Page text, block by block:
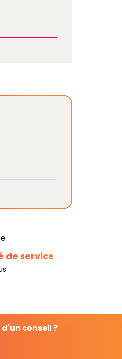
de service
d'un conseil ?